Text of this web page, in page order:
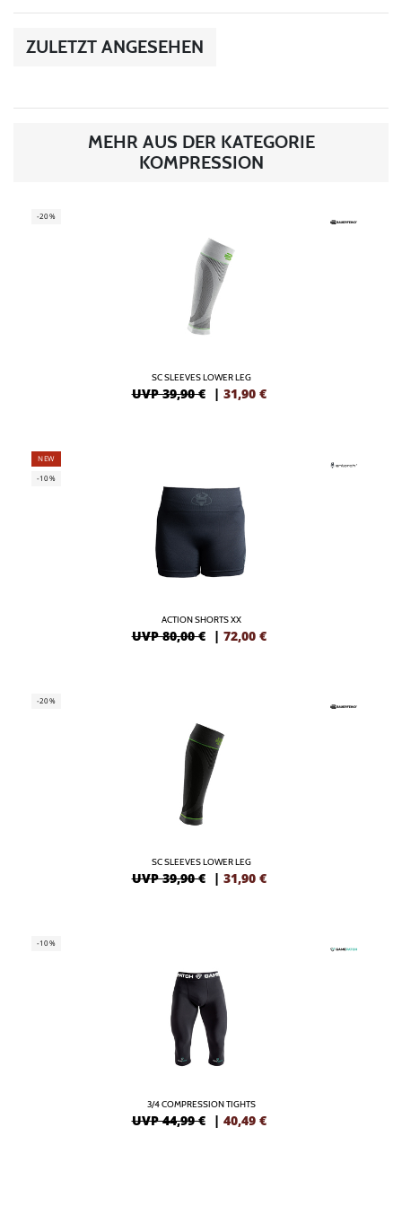
ZULETZT ANGESEHEN
MEHR AUS DER KATEGORIE
KOMPRESSION
-20%
SC SLEEVES LOWER LEG
UVP 39,90 € | 31,90 €
NEW
-10%
ACTION SHORTS XX
UVP 80,00 € | 72,00 €
-20%
SC SLEEVES LOWER LEG
UVP 39,90 € | 31,90 €
-10%
3/4 COMPRESSION TIGHTS
UVP 44,99 € | 40,49 €